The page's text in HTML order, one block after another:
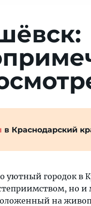
в Краснодарский
городок в
но
на